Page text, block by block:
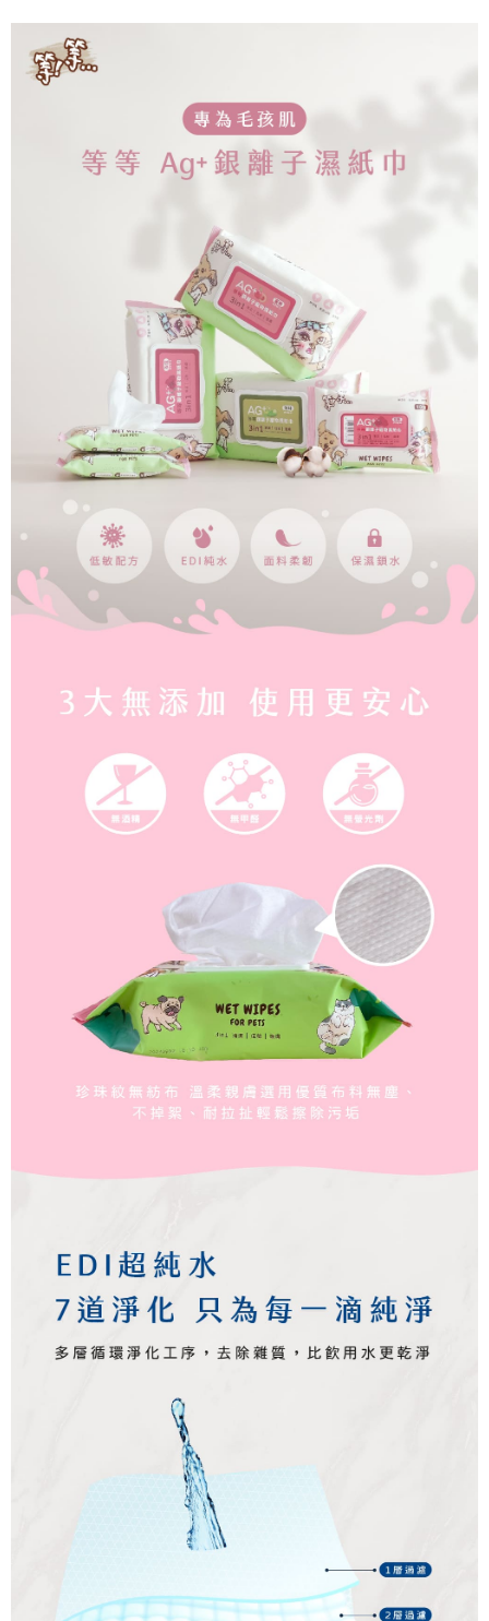
任。
４．使用「AFTEE先享後付」時，將依據個別帳號之用戶狀況，依本公司即
時審查核予不同之上限額度；若仍有額度不足之情形，本公司將視審查結果
５．嚴禁一人註冊多個帳號或使用他人資訊註冊。若發現惡意使用之情形，
恩沛科技股份有限公司將有權停止該用戶之使用額度並採取法律行動。
宅配-離島
每筆NT$180